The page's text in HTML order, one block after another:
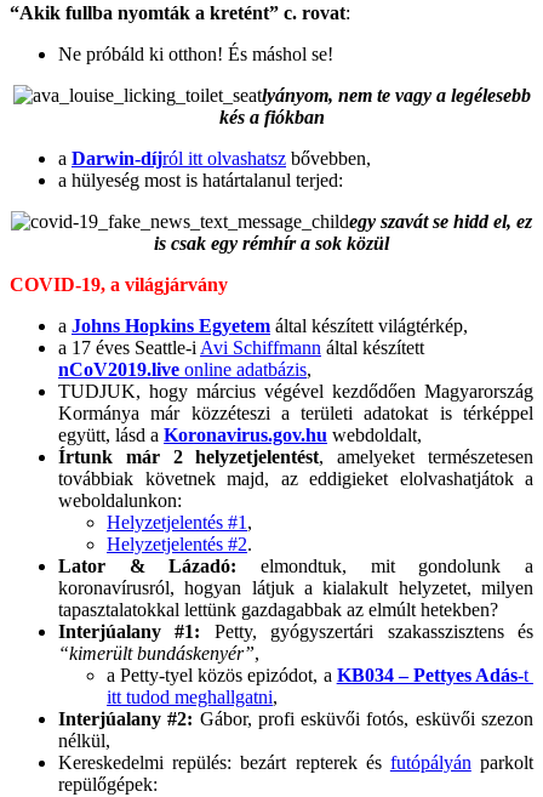
“Akik fullba nyomták a kretént” c. rovat:
Ne próbáld ki otthon! És máshol se!
lyányom, nem te vagy a legélesebb
kés a fiókban
a Darwin-díjról itt olvashatsz bővebben,
a hülyeség most is határtalanul terjed:
egy szavát se hidd el, ez
is csak egy rémhír a sok közül
COVID-19, a világjárvány
a Johns Hopkins Egyetem által készített világtérkép,
a 17 éves Seattle-i Avi Schiffmann által készített
nCoV2019.live online adatbázis,
TUDJUK, hogy március végével kezdődően Magyarország
Kormánya már közzéteszi a területi adatokat is térképpel
együtt, lásd a Koronavirus.gov.hu webdoldalt,
Írtunk már 2 helyzetjelentést, amelyeket természetesen
továbbiak követnek majd, az eddigieket elolvashatjátok a
weboldalunkon:
Helyzetjelentés #1 ,
Helyzetjelentés #2.
Lator & Lázadó: elmondtuk, mit gondolunk a
koronavírusról, hogyan látjuk a kialakult helyzetet, milyen
tapasztalatokkal lettünk gazdagabbak az elmúlt hetekben?
Interjúalany #1: Petty, gyógyszertári szakasszisztens és
“kimerült bundáskenyér”,
a Petty-tyel közös epizódot, a KB034 – Pettyes Adás-t
itt tudod meghallgatni,
Interjúalany #2: Gábor, profi esküvői fotós, esküvői szezon
nélkül,
Kereskedelmi repülés: bezárt repterek és futópályán parkolt
repülőgépek: